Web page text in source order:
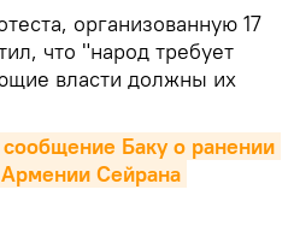
организованную 17
что "народ требует
власти должны их
Баку о ранении
Сейрана